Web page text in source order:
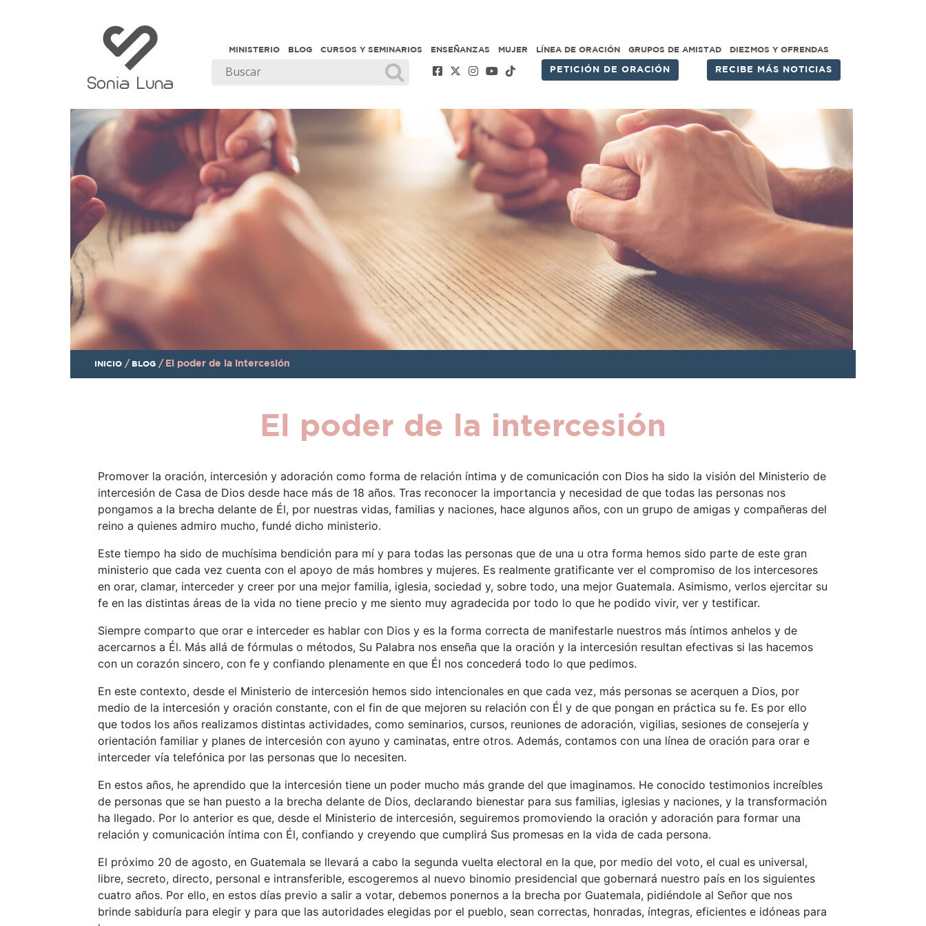
MINISTERIO BLOG CURSOS Y SEMINARIOS ENSEÑANZAS MUJER LÍNEA DE ORACIÓN GRUPOS DE AMISTAD DIEZMOS Y OFRENDAS
PETICIÓN DE ORACIÓN RECIBE MÁS NOTICIAS
INICIO / BLOG / El poder de la intercesión
El poder de la intercesión
Promover la oración, intercesión y adoración como forma de relación íntima y de comunicación con Dios ha sido la visión del Ministerio de
intercesión de Casa de Dios desde hace más de 18 años. Tras reconocer la importancia y necesidad de que todas las personas nos
pongamos a la brecha delante de Él, por nuestras vidas, familias y naciones, hace algunos años, con un grupo de amigas y compañeras del
reino a quienes admiro mucho, fundé dicho ministerio.
Este tiempo ha sido de muchísima bendición para mí y para todas las personas que de una u otra forma hemos sido parte de este gran
ministerio que cada vez cuenta con el apoyo de más hombres y mujeres. Es realmente gratificante ver el compromiso de los intercesores
en orar, clamar, interceder y creer por una mejor familia, iglesia, sociedad y, sobre todo, una mejor Guatemala. Asimismo, verlos ejercitar su
fe en las distintas áreas de la vida no tiene precio y me siento muy agradecida por todo lo que he podido vivir, ver y testificar.
Siempre comparto que orar e interceder es hablar con Dios y es la forma correcta de manifestarle nuestros más íntimos anhelos y de
acercarnos a Él. Más allá de fórmulas o métodos, Su Palabra nos enseña que la oración y la intercesión resultan efectivas si las hacemos
con un corazón sincero, con fe y confiando plenamente en que Él nos concederá todo lo que pedimos.
En este contexto, desde el Ministerio de intercesión hemos sido intencionales en que cada vez, más personas se acerquen a Dios, por
medio de la intercesión y oración constante, con el fin de que mejoren su relación con Él y de que pongan en práctica su fe. Es por ello
que todos los años realizamos distintas actividades, como seminarios, cursos, reuniones de adoración, vigilias, sesiones de consejería y
orientación familiar y planes de intercesión con ayuno y caminatas, entre otros. Además, contamos con una línea de oración para orar e
interceder vía telefónica por las personas que lo necesiten.
En estos años, he aprendido que la intercesión tiene un poder mucho más grande del que imaginamos. He conocido testimonios increíbles
de personas que se han puesto a la brecha delante de Dios, declarando bienestar para sus familias, iglesias y naciones, y la transformación
ha llegado. Por lo anterior es que, desde el Ministerio de intercesión, seguiremos promoviendo la oración y adoración para formar una
relación y comunicación íntima con Él, confiando y creyendo que cumplirá Sus promesas en la vida de cada persona.
El próximo 20 de agosto, en Guatemala se llevará a cabo la segunda vuelta electoral en la que, por medio del voto, el cual es universal,
libre, secreto, directo, personal e intransferible, escogeremos al nuevo binomio presidencial que gobernará nuestro país en los siguientes
cuatro años. Por ello, en estos días previo a salir a votar, debemos ponernos a la brecha por Guatemala, pidiéndole al Señor que nos
brinde sabiduría para elegir y para que las autoridades elegidas por el pueblo, sean correctas, honradas, íntegras, eficientes e idóneas para